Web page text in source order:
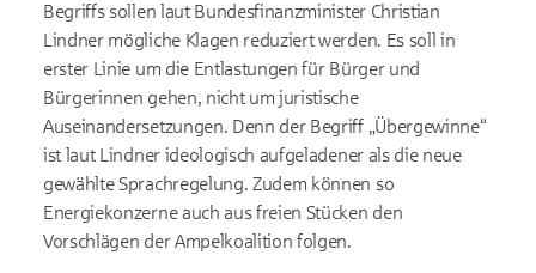
Begriffs sollen laut Bundesfinanzminister Christian
Lindner mögliche Klagen reduziert werden. Es soll in
erster Linie um die Entlastungen für Bürger und
Bürgerinnen gehen, nicht um juristische
Auseinandersetzungen. Denn der Begriff „Übergewinne“
ist laut Lindner ideologisch aufgeladener als die neue
gewählte Sprachregelung. Zudem können so
Energiekonzerne auch aus freien Stücken den
Vorschlägen der Ampelkoalition folgen.